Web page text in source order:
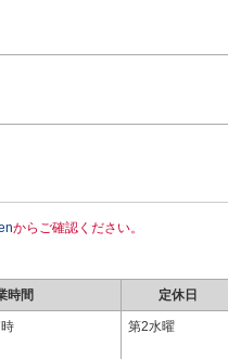
からご確認ください。
時間 定休日
第2水曜